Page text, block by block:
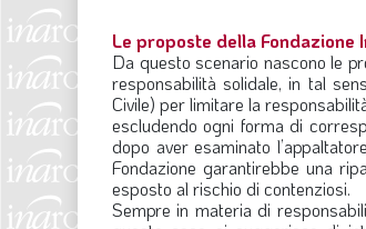
Le proposte della Fondazione
Da questo scenario nascono le
responsabilità solidale, in tal
Civile) per limitare la
escludendo ogni forma di
dopo aver esaminato
Fondazione garantirebbe una
esposto al rischio di contenziosi.
Sempre in materia di